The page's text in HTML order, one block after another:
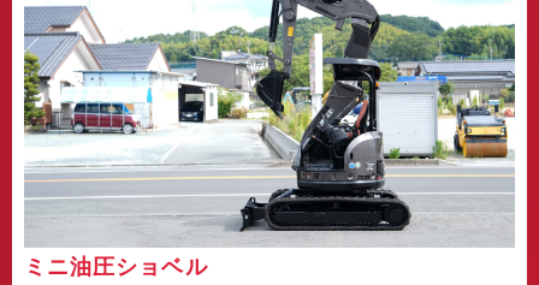
ミニ油圧ショベル